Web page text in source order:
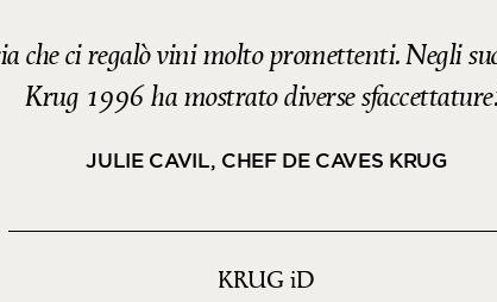
ci regalò vini molto promettenti. Negli
Krug 1996 ha mostrato diverse sfaccettature.
JULIE CAVIL, CHEF DE CAVES KRUG
KRUG iD